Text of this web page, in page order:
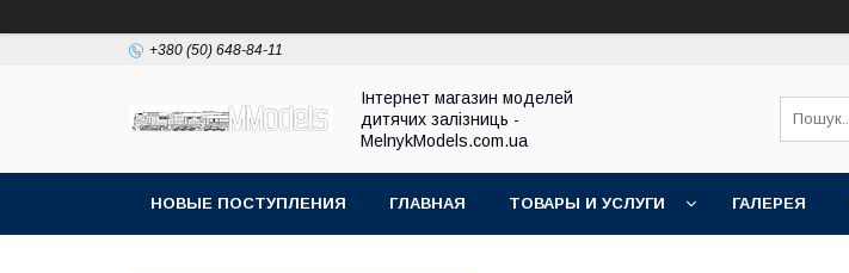
+380 (50) 648-84-11
Інтернет магазин моделей
дитячих залізниць -
MelnykModels.com.ua
НОВЫЕ ПОСТУПЛЕНИЯ ГЛАВНАЯ ТОВАРЫ И УСЛУГИ ГАЛЕРЕЯ